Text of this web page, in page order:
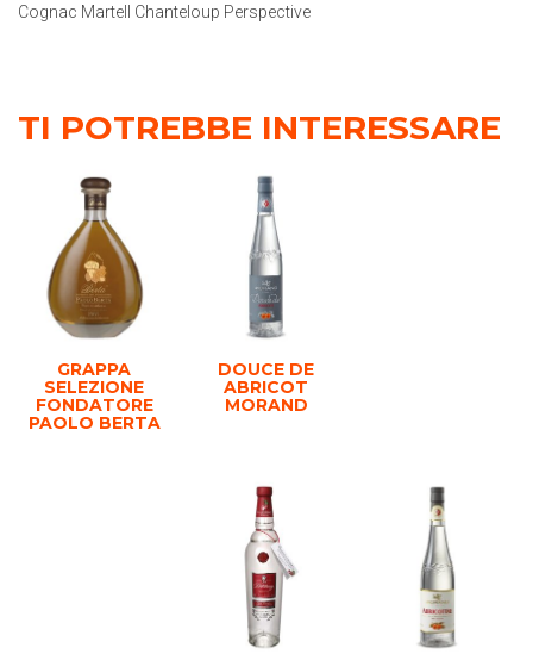
Cognac Martell Chanteloup Perspective
TI POTREBBE INTERESSARE
GRAPPA
SELEZIONE
FONDATORE
PAOLO BERTA
DOUCE DE
ABRICOT
MORAND